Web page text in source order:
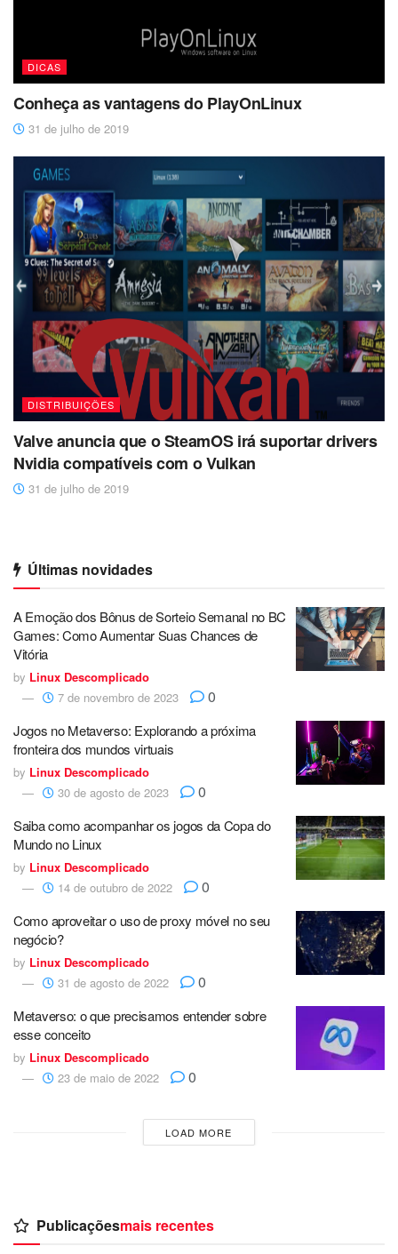
DICAS
Conheça as vantagens do PlayOnLinux
31 de julho de 2019
DISTRIBUIÇÕES
Valve anuncia que o SteamOS irá suportar drivers
Nvidia compatíveis com o Vulkan
31 de julho de 2019
Últimas novidades
A Emoção dos Bônus de Sorteio Semanal no BC
Games: Como Aumentar Suas Chances de
Vitória
by Linux Descomplicado
7 de novembro de 2023
0
Jogos no Metaverso: Explorando a próxima
fronteira dos mundos virtuais
by Linux Descomplicado
30 de agosto de 2023
0
Saiba como acompanhar os jogos da Copa do
Mundo no Linux
by Linux Descomplicado
14 de outubro de 2022
0
Como aproveitar o uso de proxy móvel no seu
negócio?
by Linux Descomplicado
31 de agosto de 2022
0
Metaverso: o que precisamos entender sobre
esse conceito
by Linux Descomplicado
23 de maio de 2022
0
LOAD MORE
Publicaçõesmais recentes